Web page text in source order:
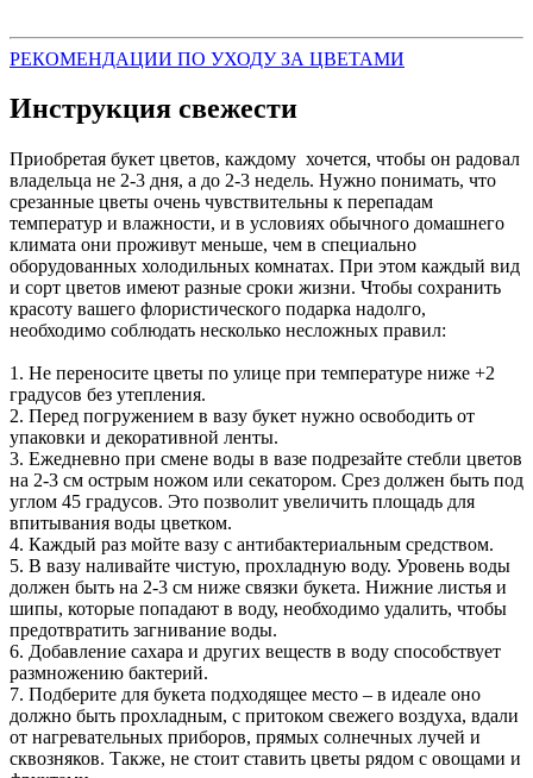
РЕКОМЕНДАЦИИ ПО УХОДУ ЗА ЦВЕТАМИ
Инструкция свежести
Приобретая букет цветов, каждому хочется, чтобы он радовал
владельца не 2-3 дня, а до 2-3 недель. Нужно понимать, что
срезанные цветы очень чувствительны к перепадам
температур и влажности, и в условиях обычного домашнего
климата они проживут меньше, чем в специально
оборудованных холодильных комнатах. При этом каждый вид
и сорт цветов имеют разные сроки жизни. Чтобы сохранить
красоту вашего флористического подарка надолго,
необходимо соблюдать несколько несложных правил:
1. Не переносите цветы по улице при температуре ниже +2
градусов без утепления.
2. Перед погружением в вазу букет нужно освободить от
упаковки и декоративной ленты.
3. Ежедневно при смене воды в вазе подрезайте стебли цветов
на 2-3 см острым ножом или секатором. Срез должен быть под
углом 45 градусов. Это позволит увеличить площадь для
впитывания воды цветком.
4. Каждый раз мойте вазу с антибактериальным средством.
5. В вазу наливайте чистую, прохладную воду. Уровень воды
должен быть на 2-3 см ниже связки букета. Нижние листья и
шипы, которые попадают в воду, необходимо удалить, чтобы
предотвратить загнивание воды.
6. Добавление сахара и других веществ в воду способствует
размножению бактерий.
7. Подберите для букета подходящее место – в идеале оно
должно быть прохладным, с притоком свежего воздуха, вдали
от нагревательных приборов, прямых солнечных лучей и
сквозняков. Также, не стоит ставить цветы рядом с овощами и